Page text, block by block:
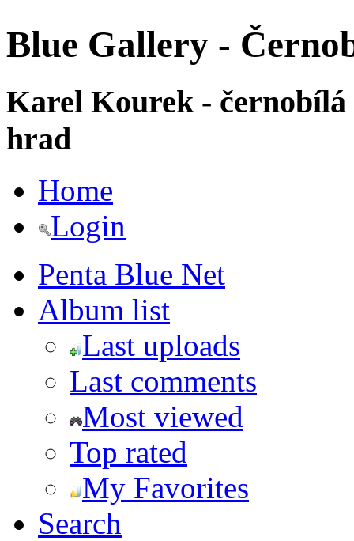
Blue Gallery -
Karel Kourek -
hrad
Home
Login
Penta Blue Net
Album list
Last uploads
Last comments
Most viewed
Top rated
My Favorites
Search